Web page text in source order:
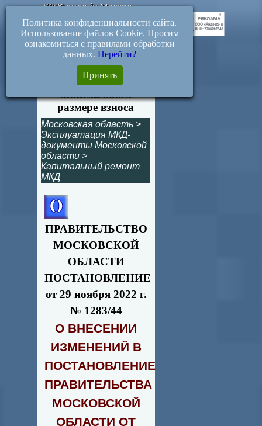
ЖКХ-онлайн.Москва
1283/44. Изменения в
постановление о
минимальном
размере взноса
Московская область >
Эксплуатация МКД-
документы Московской
области >
Капитальный ремонт
МКД
ПРАВИТЕЛЬСТВО
МОСКОВСКОЙ
ОБЛАСТИ
ПОСТАНОВЛЕНИЕ
от 29 ноября 2022 г.
№ 1283/44
О ВНЕСЕНИИ
ИЗМЕНЕНИЙ В
ПОСТАНОВЛЕНИЕ
ПРАВИТЕЛЬСТВА
МОСКОВСКОЙ
ОБЛАСТИ ОТ
Политика конфиденциальности сайта.
Использование файлов Cookie. Просим
ознакомиться с правилами обработки
данных. Перейти?
Принять